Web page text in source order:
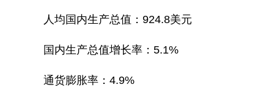
人均国内生产总值：924.8美元
国内生产总值增长率：5.1%
通货膨胀率：4.9%